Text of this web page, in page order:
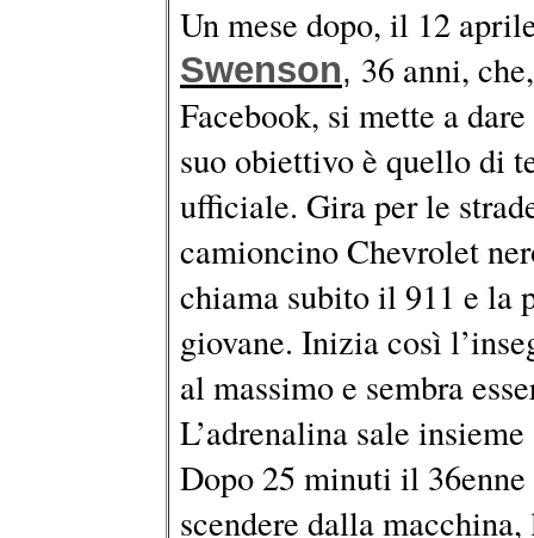
Un mese dopo, il 12
Swenson, 36 anni,
Facebook, si mette a
suo obiettivo è quello di
ufficiale. Gira per le
camioncino Chevrolet
chiama subito il 911 e la
giovane. Inizia così
al massimo e sembra
L’adrenalina sale
Dopo 25 minuti il
scendere dalla